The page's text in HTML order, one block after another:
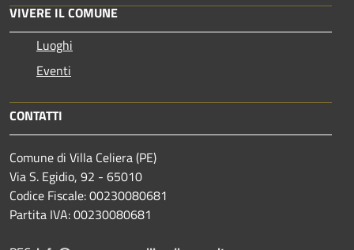
VIVERE IL COMUNE
Luoghi
Eventi
CONTATTI
Comune di Villa Celiera (PE)
Via S. Egidio, 92 - 65010
Codice Fiscale: 00230080681
Partita IVA: 00230080681